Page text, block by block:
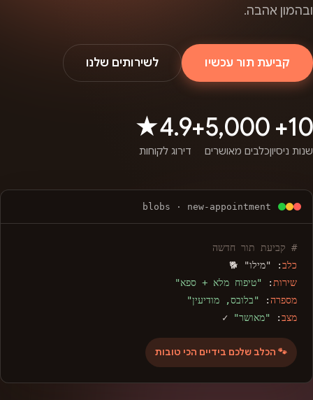
ובהמון אהבה.
קביעת תור עכשיו לשירותים שלנו
10+
שנות ניסיון
5,000+
כלבים מאושרים
4.9★
דירוג לקוחות
blobs · new-appointment
# קביעת תור חדשה
כלב: "מילו" 🐕
שירות : "טיפוח מלא + ספא"
מספרה: "בלובס, מודיעין"
מצב: "מאושר" ✓
🐾 הכלב שלכם בידיים הכי טובות